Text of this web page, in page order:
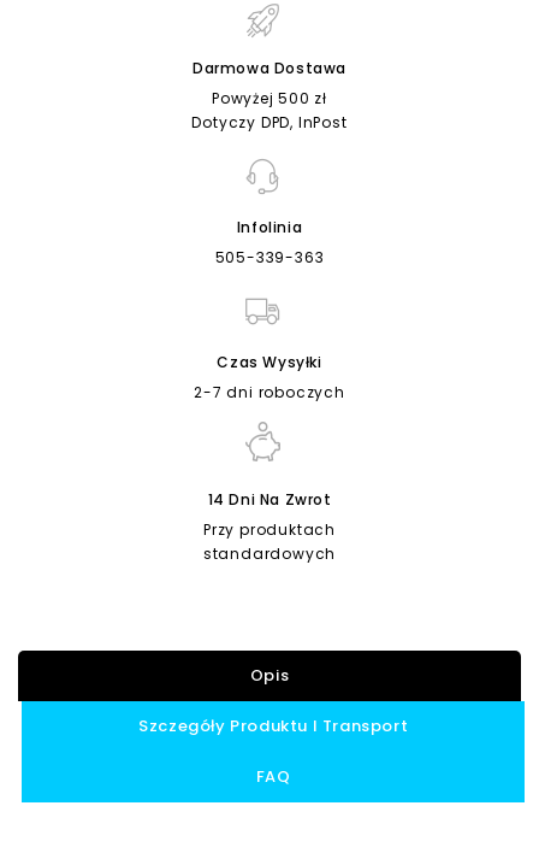
Darmowa Dostawa
Powyżej 500 zł
Dotyczy DPD, InPost
Infolinia
505-339-363
Czas Wysyłki
2-7 dni roboczych
14 Dni Na Zwrot
Przy produktach
standardowych
Opis
Szczegóły Produktu I Transport
FAQ